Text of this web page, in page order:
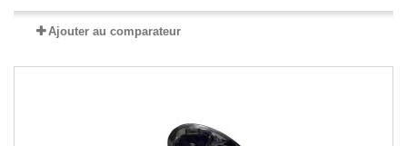
Ajouter au comparateur